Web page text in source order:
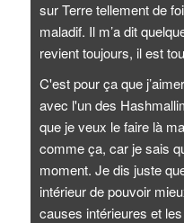
sur Terre tellement de
maladif. Il m’a dit
revient toujours, il est
C'est pour ça que
avec l'un des
que je veux le faire là
comme ça, car je sais
moment. Je dis juste
intérieur de pouvoir
causes intérieures et